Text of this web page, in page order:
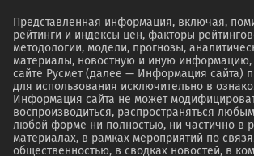
Представленная информация, включая,
рейтинги и индексы цен, факторы
методологии, модели, прогнозы,
материалы, новостную и иную
сайте Русмет (далее — Информация сайта)
для использования исключительно в
Информация сайта не может
воспроизводиться, распространяться
любой форме ни полностью, ни частично в
материалах, в рамках мероприятий по
общественностью, в сводках новостей, в